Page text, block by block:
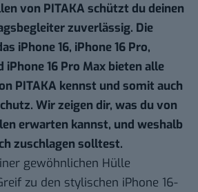
von PITAKA schützt du deinen
zuverlässig. Die
iPhone 16, iPhone 16 Pro,
iPhone 16 Pro Max bieten alle
PITAKA kennst und somit auch
Wir zeigen dir, was du von
erwarten kannst, und weshalb
zuschlagen solltest.
gewöhnlichen Hülle
zu den stylischen iPhone 16-